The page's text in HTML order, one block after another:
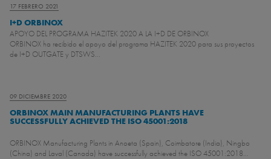
17 FEBRERO 2021
I+D ORBINOX
APOYO DEL PROGRAMA HAZITEK 2020 A LA I+D DE ORBINOX
ORBINOX ha recibido el apoyo del programa HAZITEK 2020 para sus proyectos
de I+D OUTGATE y DTSWS...
09 DICIEMBRE 2020
ORBINOX MAIN MANUFACTURING PLANTS HAVE
SUCCESSFULLY ACHIEVED THE ISO 45001:2018
ORBINOX Manufacturing Plants in Anoeta (Spain), Coimbatore (India), Ningbo
(China) and Laval (Canada) have successfully achieved the ISO 45001:2018...